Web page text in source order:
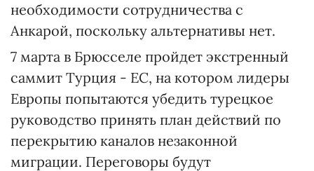
необходимости сотрудничества с
Анкарой, поскольку альтернативы нет.
7 марта в Брюсселе пройдет экстренный
саммит Турция - ЕС, на котором лидеры
Европы попытаются убедить турецкое
руководство принять план действий по
перекрытию каналов незаконной
миграции. Переговоры будут